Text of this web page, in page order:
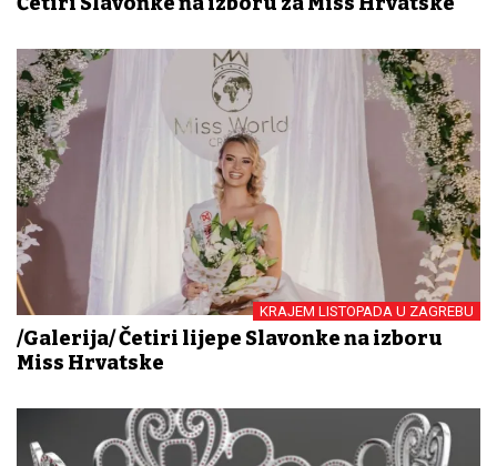
KRAJEM LISTOPADA U ZAGREBU
/Galerija/ Četiri lijepe Slavonke na izboru
Miss Hrvatske